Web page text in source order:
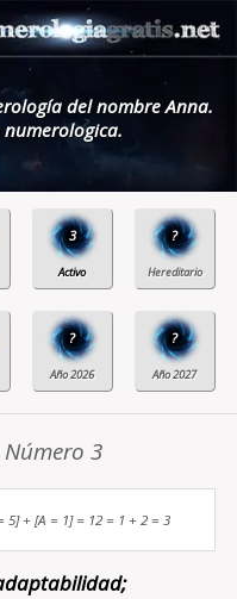
del nombre Anna.
numerologica.
3 ?
? ?
3
5] + [A = 1] = 12 = 1 + 2 = 3